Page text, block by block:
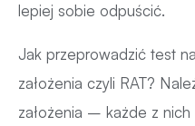
lepiej sobie odpuścić.
Jak przeprowadzić test
założenia czyli RAT?
założenia – każde z nich